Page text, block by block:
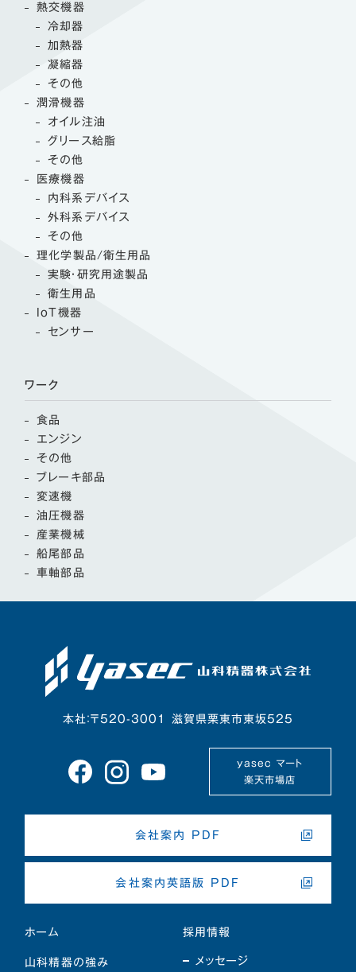
熱交機器
冷却器
加熱器
凝縮器
その他
潤滑機器
オイル注油
グリース給脂
その他
医療機器
内科系デバイス
外科系デバイス
その他
理化学製品/衛生用品
実験・研究用途製品
衛生用品
IoT機器
センサー
ワーク
食品
エンジン
その他
ブレーキ部品
変速機
油圧機器
産業機械
船尾部品
車軸部品
本社：〒520-3001 滋賀県栗東市東坂525
yasec マート
楽天市場店
会社案内 PDF
会社案内英語版 PDF
ホーム
山科精器の強み
採用情報
メッセージ